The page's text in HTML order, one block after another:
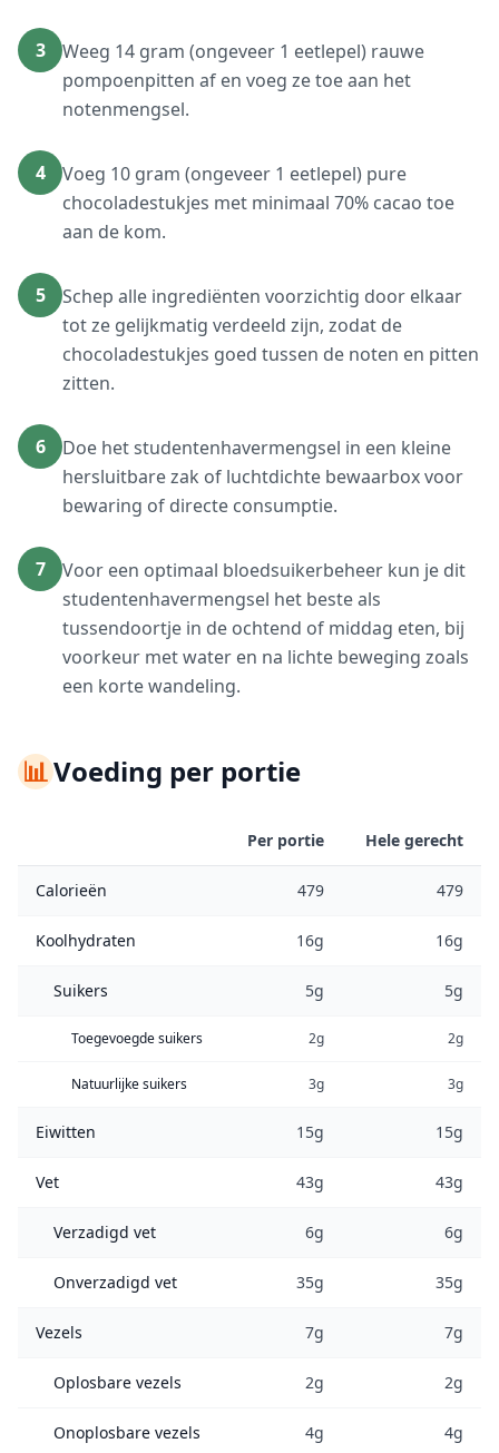
3
Weeg 14 gram (ongeveer 1 eetlepel) rauwe
pompoenpitten af en voeg ze toe aan het
notenmengsel.
4
Voeg 10 gram (ongeveer 1 eetlepel) pure
chocoladestukjes met minimaal 70% cacao toe
aan de kom.
5
Schep alle ingrediënten voorzichtig door elkaar
tot ze gelijkmatig verdeeld zijn, zodat de
chocoladestukjes goed tussen de noten en pitten
zitten.
6
Doe het studentenhavermengsel in een kleine
hersluitbare zak of luchtdichte bewaarbox voor
bewaring of directe consumptie.
7
Voor een optimaal bloedsuikerbeheer kun je dit
studentenhavermengsel het beste als
tussendoortje in de ochtend of middag eten, bij
voorkeur met water en na lichte beweging zoals
een korte wandeling.
📊Voeding per portie
Per portie Hele gerecht
Calorieën 479 479
Koolhydraten 16g 16g
Suikers 5g 5g
Toegevoegde suikers 2g 2g
Natuurlijke suikers 3g 3g
Eiwitten 15g 15g
Vet 43g 43g
Verzadigd vet 6g 6g
Onverzadigd vet 35g 35g
Vezels 7g 7g
Oplosbare vezels 2g 2g
Onoplosbare vezels 4g 4g